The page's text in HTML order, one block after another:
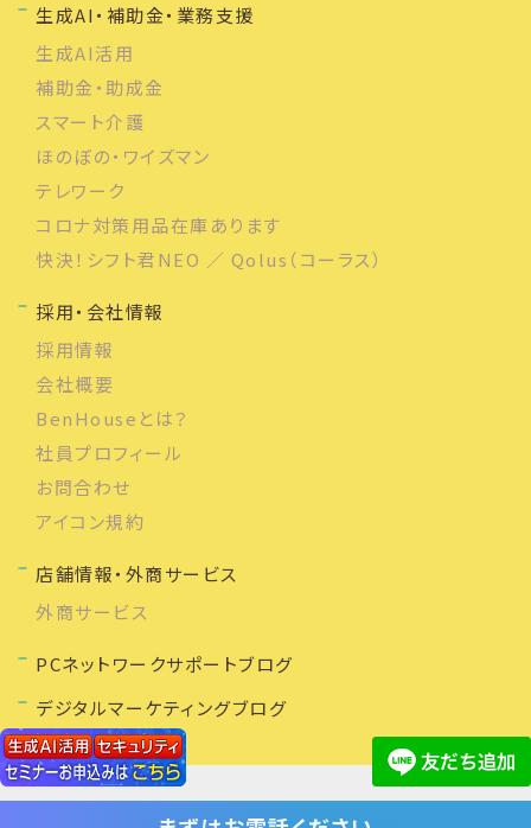
生成AI・補助金・業務支援
生成AI活用
補助金・助成金
スマート介護
ほのぼの・ワイズマン
テレワーク
コロナ対策用品在庫あります
快決！シフト君NEO ／ Qolus（コーラス）
採用・会社情報
採用情報
会社概要
BenHouseとは？
社員プロフィール
お問合わせ
アイコン規約
店舗情報・外商サービス
外商サービス
PCネットワークサポートブログ
デジタルマーケティングブログ
(C) 2020 株式会社ベンハウス